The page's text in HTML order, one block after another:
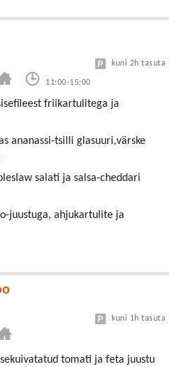
11:00-15:00
kuni 2h tasuta
friikartulitega ja
ananassi-tsilli glasuuri,värske
salati ja salsa-cheddari
juustuga, ahjukartulite ja
kuni 1h tasuta
tomati ja feta juustu